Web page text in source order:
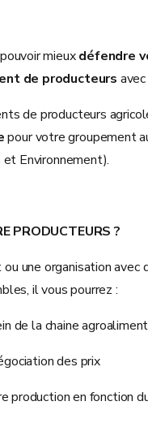
mieuxdéfendre
de producteurs
de producteurs
pour votre groupement
Environnement).
PRODUCTEURS ?
une organisation avec
il vous pourrez :
de la chaine
des prix
production en fonction